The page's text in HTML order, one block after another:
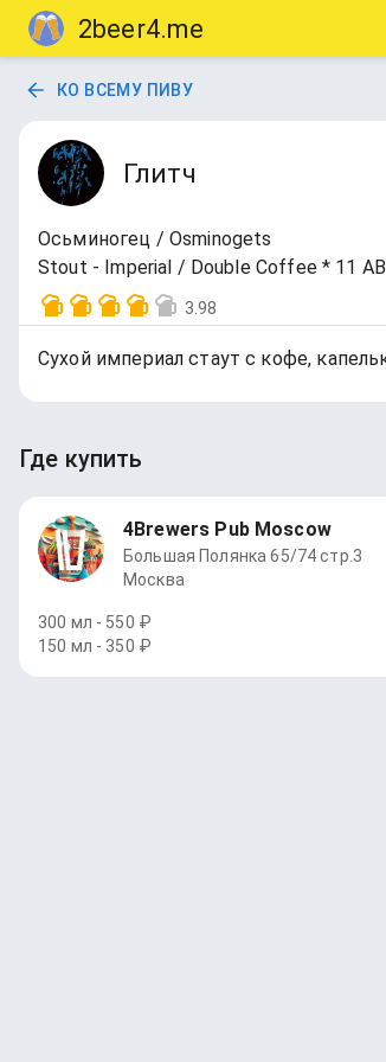
2beer4.me
КО ВСЕМУ ПИВУ
Глитч
Осьминогец / Osminogets
Stout - Imperial / Double Coffee * 11
3.98
Сухой империал стаут с кофе,
Где купить
4Brewers Pub Moscow
Большая Полянка 65/74 стр.3
Москва
300 мл - 550 ₽
150 мл - 350 ₽